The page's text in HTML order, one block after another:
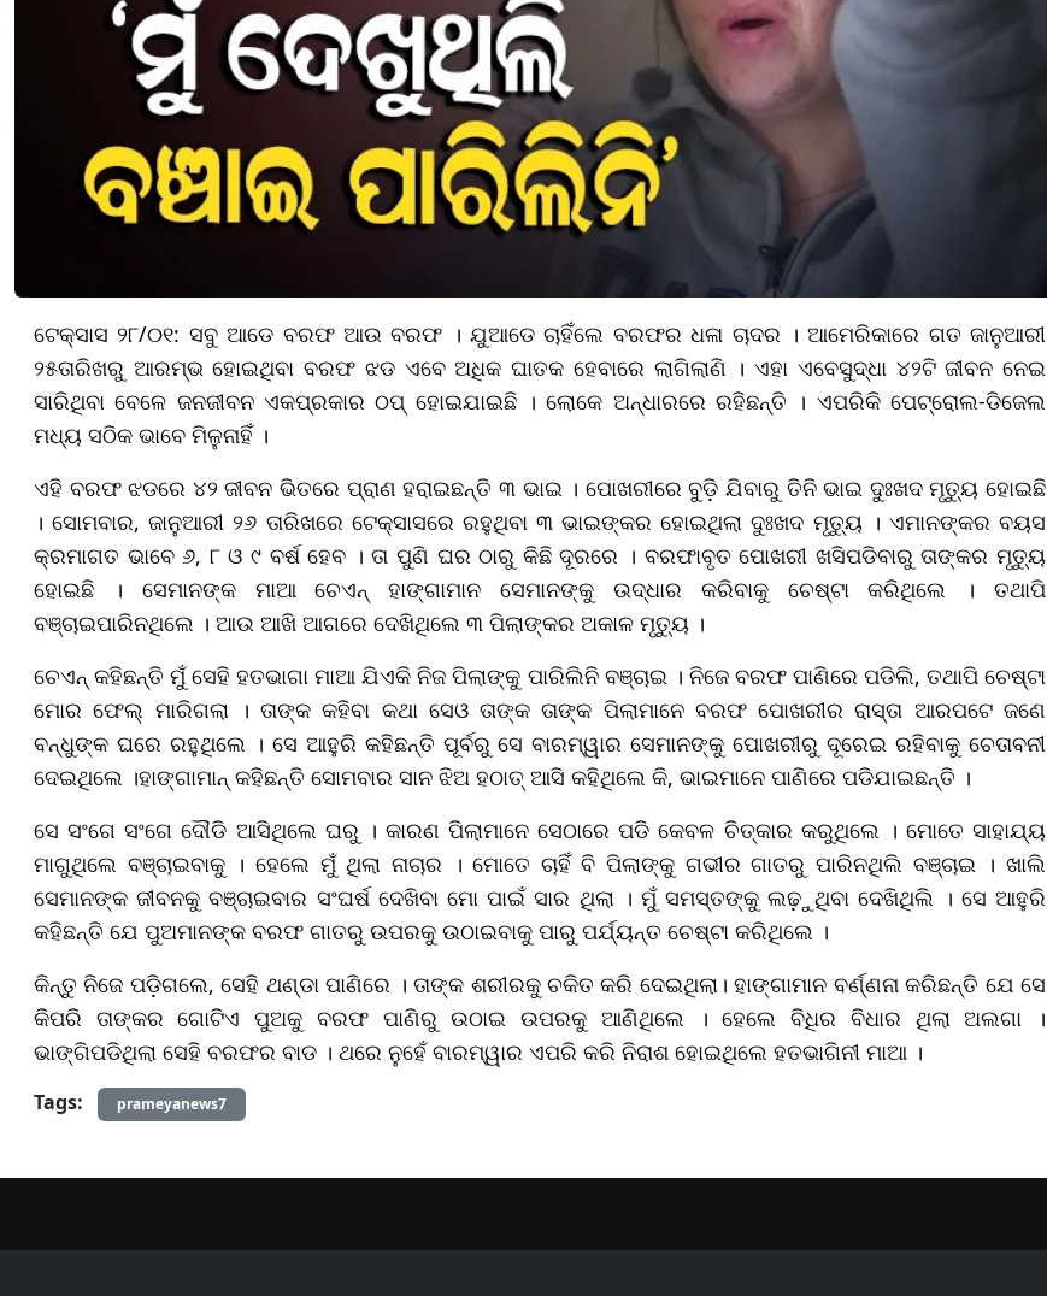
ଟେକ୍ସାସ ୨୮/୦୧: ସବୁ ଆଡେ ବରଫ ଆଉ ବରଫ । ଯୁଆଡେ ଚାହିଁଲେ ବରଫର ଧଳା ଚାଦର । ଆମେରିକାରେ ଗତ ଜାନୁଆରୀ
୨୫ତାରିଖରୁ ଆରମ୍ଭ ହୋଇଥିବା ବରଫ ଝଡ ଏବେ ଅଧିକ ଘାତକ ହେବାରେ ଲାଗିଲାଣି । ଏହା ଏବେସୁଦ୍ଧା ୪୨ଟି ଜୀବନ ନେଇ
ସାରିଥିବା ବେଳେ ଜନଜୀବନ ଏକପ୍ରକାର ଠପ୍ ହୋଇଯାଇଛି । ଲୋକେ ଅନ୍ଧାରରେ ରହିଛନ୍ତି । ଏପରିକି ପେଟ୍ରୋଲ-ଡିଜେଲ
ମଧ୍ୟ ସଠିକ ଭାବେ ମିଳୁନାହିଁ ।
ଏହି ବରଫ ଝଡରେ ୪୨ ଜୀବନ ଭିତରେ ପ୍ରାଣ ହରାଇଛନ୍ତି ୩ ଭାଇ । ପୋଖରୀରେ ବୁଡ଼ି ଯିବାରୁ ତିନି ଭାଇ ଦୁଃଖଦ ମୃତ୍ୟୁ ହୋଇଛି
। ସୋମବାର, ଜାନୁଆରୀ ୨୬ ତାରିଖରେ ଟେକ୍ସାସରେ ରହୁଥିବା ୩ ଭାଇଙ୍କର ହୋଇଥିଲା ଦୁଃଖଦ ମୃତ୍ୟୁ । ଏମାନଙ୍କର ବୟସ
କ୍ରମାଗତ ଭାବେ ୬, ୮ ଓ ୯ ବର୍ଷ ହେବ । ତା ପୁଣି ଘର ଠାରୁ କିଛି ଦୂରରେ । ବରଫାବୃତ ପୋଖରୀ ଖସିପଡିବାରୁ ତାଙ୍କର ମୃତ୍ୟୁ
ହୋଇଛି । ସେମାନଙ୍କ ମାଆ ଚେଏନ୍ ହାଙ୍ଗାମାନ ସେମାନଙ୍କୁ ଉଦ୍ଧାର କରିବାକୁ ଚେଷ୍ଟା କରିଥିଲେ । ତଥାପି
ବଞ୍ଚାଇପାରିନଥିଲେ । ଆଉ ଆଖି ଆଗରେ ଦେଖିଥିଲେ ୩ ପିଲାଙ୍କର ଅକାଳ ମୃତ୍ୟୁ ।
ଚେଏନ୍ କହିଛନ୍ତି ମୁଁ ସେହି ହତଭାଗା ମାଆ ଯିଏକି ନିଜ ପିଲାଙ୍କୁ ପାରିଲିନି ବଞ୍ଚାଇ । ନିଜେ ବରଫ ପାଣିରେ ପଡିଲି, ତଥାପି ଚେଷ୍ଟା
ମୋର ଫେଲ୍ ମାରିଗଲା । ତାଙ୍କ କହିବା କଥା ସେଓ ତାଙ୍କ ତାଙ୍କ ପିଲାମାନେ ବରଫ ପୋଖରୀର ରାସ୍ତା ଆରପଟେ ଜଣେ
ବନ୍ଧୁଙ୍କ ଘରେ ରହୁଥିଲେ । ସେ ଆହୁରି କହିଛନ୍ତି ପୂର୍ବରୁ ସେ ବାରମ୍ୱାର ସେମାନଙ୍କୁ ପୋଖରୀରୁ ଦୂରେଇ ରହିବାକୁ ଚେତାବନୀ
ଦେଇଥିଲେ ।ହାଙ୍ଗାମାନ୍ କହିଛନ୍ତି ସୋମବାର ସାନ ଝିଅ ହଠାତ୍ ଆସି କହିଥିଲେ କି, ଭାଇମାନେ ପାଣିରେ ପଡିଯାଇଛନ୍ତି ।
ସେ ସଂଗେ ସଂଗେ ଦୌଡି ଆସିଥିଲେ ଘରୁ । କାରଣ ପିଲାମାନେ ସେଠାରେ ପଡି କେବଳ ଚିତ୍କାର କରୁଥିଲେ । ମୋତେ ସାହାଯ୍ୟ
ମାଗୁଥିଲେ ବଞ୍ଚାଇବାକୁ । ହେଲେ ମୁଁ ଥିଲା ନାଚାର । ମୋତେ ଚାହିଁ ବି ପିଲାଙ୍କୁ ଗଭୀର ଗାତରୁ ପାରିନଥିଲି ବଞ୍ଚାଇ । ଖାଲି
ସେମାନଙ୍କ ଜୀବନକୁ ବଞ୍ଚାଇବାର ସଂଘର୍ଷ ଦେଖିବା ମୋ ପାଇଁ ସାର ଥିଲା । ମୁଁ ସମସ୍ତଙ୍କୁ ଲଢ଼ୁଥିବା ଦେଖିଥିଲି । ସେ ଆହୁରି
କହିଛନ୍ତି ଯେ ପୁଅମାନଙ୍କ ବରଫ ଗାତରୁ ଉପରକୁ ଉଠାଇବାକୁ ପାରୁ ପର୍ଯ୍ୟନ୍ତ ଚେଷ୍ଟା କରିଥିଲେ ।
କିନ୍ତୁ ନିଜେ ପଡ଼ିଗଲେ, ସେହି ଥଣ୍ଡା ପାଣିରେ । ତାଙ୍କ ଶରୀରକୁ ଚକିତ କରି ଦେଇଥିଲା। ହାଙ୍ଗାମାନ ବର୍ଣ୍ଣନା କରିଛନ୍ତି ଯେ ସେ
କିପରି ତାଙ୍କର ଗୋଟିଏ ପୁଅକୁ ବରଫ ପାଣିରୁ ଉଠାଇ ଉପରକୁ ଆଣିଥିଲେ । ହେଲେ ବିଧିର ବିଧାର ଥିଲା ଅଲଗା ।
ଭାଙ୍ଗିପଡିଥିଲା ସେହି ବରଫର ବାଡ । ଥରେ ନୁହେଁ ବାରମ୍ୱାର ଏପରି କରି ନିରାଶ ହୋଇଥିଲେ ହତଭାଗିନୀ ମାଆ ।
Tags: prameyanews7